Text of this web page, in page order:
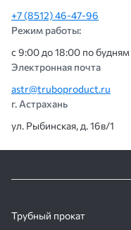
+7 (8512) 46-47-96
Режим работы:
с 9:00 до 18:00 по будням
Электронная почта
astr@truboproduct.ru
г. Астрахань
ул. Рыбинская, д. 16в/1
Трубный прокат